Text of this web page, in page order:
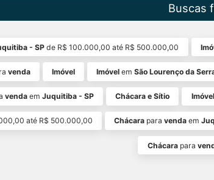
Buscas
- SP de R$ 100.000,00 até R$ 500.000,00
venda Imóvel Imóvel emSão Lourenço da
vendaem Juquitiba - SP Chácara e Sítio Imóvel
até R$ 500.000,00 Chácara paravenda em
Chácarapara